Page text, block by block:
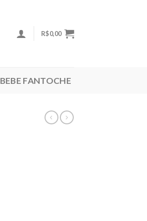
R$0,00
BEBE FANTOCHE